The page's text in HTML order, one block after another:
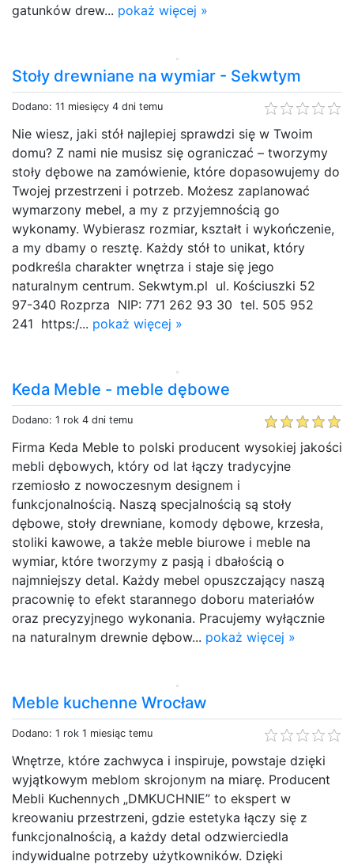
gatunków drew... pokaż więcej »
Stoły drewniane na wymiar - Sekwtym
Dodano: 11 miesięcy 4 dni temu
Nie wiesz, jaki stół najlepiej sprawdzi się w Twoim
domu? Z nami nie musisz się ograniczać – tworzymy
stoły dębowe na zamówienie, które dopasowujemy do
Twojej przestrzeni i potrzeb. Możesz zaplanować
wymarzony mebel, a my z przyjemnością go
wykonamy. Wybierasz rozmiar, kształt i wykończenie,
a my dbamy o resztę. Każdy stół to unikat, który
podkreśla charakter wnętrza i staje się jego
naturalnym centrum. Sekwtym.pl ul. Kościuszki 52
97-340 Rozprza NIP: 771 262 93 30 tel. 505 952
241 https:/... pokaż więcej »
Keda Meble - meble dębowe
Dodano: 1 rok 4 dni temu
Firma Keda Meble to polski producent wysokiej jakości
mebli dębowych, który od lat łączy tradycyjne
rzemiosło z nowoczesnym designem i
funkcjonalnością. Naszą specjalnością są stoły
dębowe, stoły drewniane, komody dębowe, krzesła,
stoliki kawowe, a także meble biurowe i meble na
wymiar, które tworzymy z pasją i dbałością o
najmniejszy detal. Każdy mebel opuszczający naszą
pracownię to efekt starannego doboru materiałów
oraz precyzyjnego wykonania. Pracujemy wyłącznie
na naturalnym drewnie dębow... pokaż więcej »
Meble kuchenne Wrocław
Dodano: 1 rok 1 miesiąc temu
Wnętrze, które zachwyca i inspiruje, powstaje dzięki
wyjątkowym meblom skrojonym na miarę. Producent
Mebli Kuchennych „DMKUCHNIE” to ekspert w
kreowaniu przestrzeni, gdzie estetyka łączy się z
funkcjonalnością, a każdy detal odzwierciedla
indywidualne potrzeby użytkowników. Dzięki